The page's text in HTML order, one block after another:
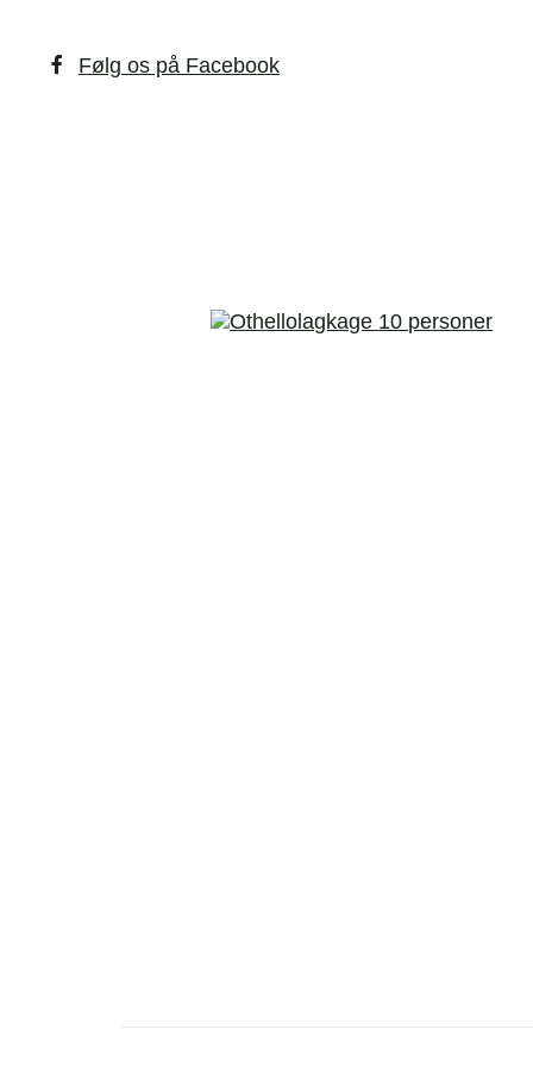
Følg os på Facebook